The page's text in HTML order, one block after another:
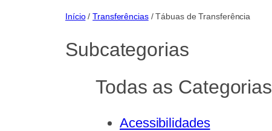
Início/Transferências/ Tábuas de Transferência
Subcategorias
Todas as Categorias
Acessibilidades